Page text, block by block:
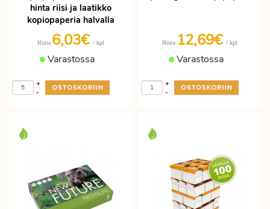
hinta riisi ja laatikko
kopiopaperia halvalla
Hinta 6,03€ / kpl
Varastossa
-
+
Hinta 12,69€ / kpl
Varastossa
-
+